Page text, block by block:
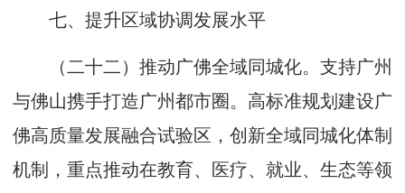
七、提升区域协调发展水平
（二十二）推动广佛全域同城化。支持广州
与佛山携手打造广州都市圈。高标准规划建设广
佛高质量发展融合试验区，创新全域同城化体制
机制，重点推动在教育、医疗、就业、生态等领